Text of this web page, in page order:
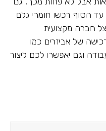
הסוף רכשו חומרי גלם
חברה מקצועית
של אביזרים כמו
וגם יאפשרו לכם ליצור